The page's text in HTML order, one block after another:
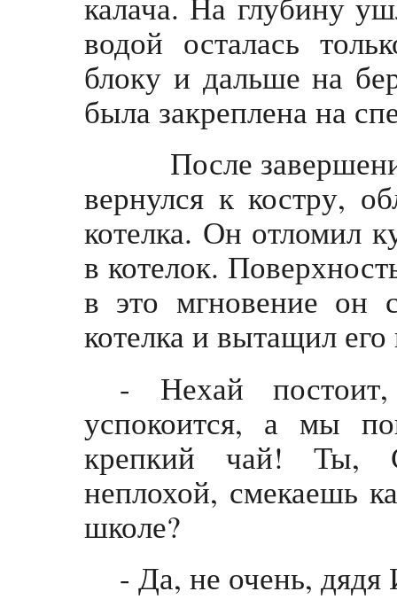
водой осталась
блоку и дальше на
была закреплена на
После
вернулся к костру,
котелка. Он отломил
в котелок.
в это мгновение он
котелка и вытащил его
- Нехай
успокоится, а мы
крепкий чай! Ты,
неплохой, смекаешь
школе?
- Да, не очень,